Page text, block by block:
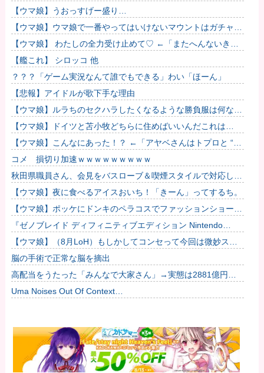
したのが怪しいよな。
【ウマ娘】うおっすげー盛り…
【ウマ娘】ウマ娘で一番やってはいけないマウントはガチャで
も育成でもグッズでもなく、これ。
【ウマ娘】 わたしの全力受け止めて♡ ←「またへんないきも
のがふえてる…」
【艦これ】 シロッコ 他
？？？「ゲーム実況なんて誰でもできる」わい「ほーん」
【悲報】アイドルが歌下手な理由
【ウマ娘】ルラちのセクハラしたくなるような勝負服は何なん
だろうね
【ウマ娘】ドイツと苫小牧どちらに住めばいいんだこれは…
【ウマ娘】こんなにあった！？ ←「アヤベさんはトプロと “1”
差だぞ」
コメ 損切り加速ｗｗｗｗｗｗｗｗｗ
秋田県職員さん、会見をバスローブ＆喫煙スタイルで対応して
しまい大炎上ｗ
【ウマ娘】夜に食べるアイスおいち！「きーん」ってするち。
【ウマ娘】ポッケにドンキのペラコスでファッションショーし
てほしい…
『ゼノブレイド ディフィニティブエディション Nintendo
Switch 2 Edition』3,713 本他
【ウマ娘】（8月LoH）もしかしてコンセって今回は微妙スキ
ルだったりするか？他
脳の手術で正常な脳を摘出
高配当をうたった「みんなで大家さん」→実態は2881億円の
債務超過
Uma Noises Out Of Context…